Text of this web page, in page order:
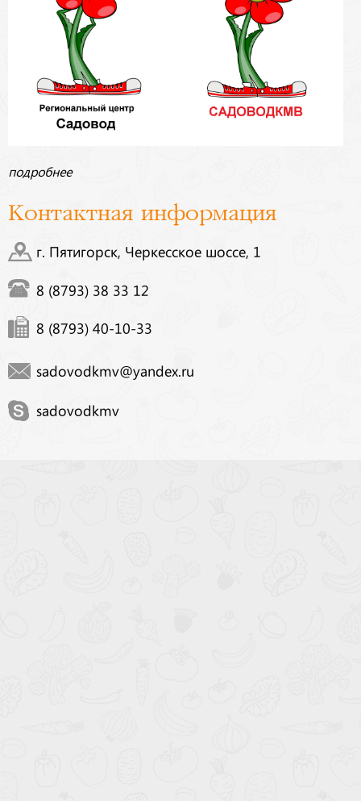
подробнее
Контактная информация
г. Пятигорск, Черкесское шоссе, 1
8 (8793) 38 33 12
8 (8793) 40-10-33
sadovodkmv@yandex.ru
sadovodkmv